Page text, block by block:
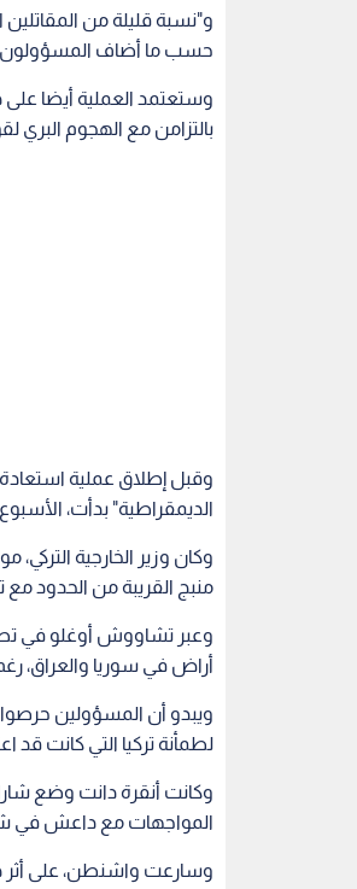
و"نسبة قليلة من المقاتلين
حسب ما أضاف المسؤولون
وستعتمد العملية أيضا على
بالتزامن مع الهجوم البري
وقبل إطلاق عملية
الديمقراطية" بدأت،
وكان وزير الخارجية
منبج القريبة من الحدود
وعبر تشاووش أوغلو في
أراض في سوريا والعراق،
ويبدو أن المسؤولين
لطمأنة تركيا التي كانت قد
وكانت أنقرة دانت وضع
المواجهات مع داعش في
وسارعت واشنطن، على أثر